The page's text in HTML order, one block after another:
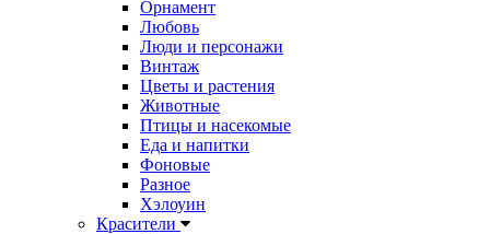
Орнамент
Любовь
Люди и персонажи
Винтаж
Цветы и растения
Животные
Птицы и насекомые
Еда и напитки
Фоновые
Разное
Хэлоуин
Красители